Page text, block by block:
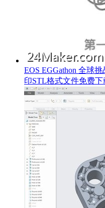
EOS EGGathon 全球
印STL格式文件免费下